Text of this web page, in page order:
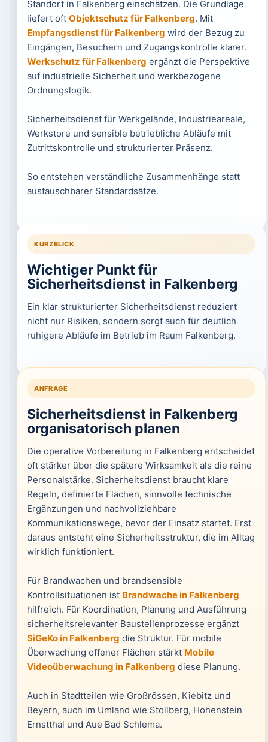
Standort in Falkenberg einschätzen. Die Grundlage
liefert oft Objektschutz für Falkenberg. Mit
Empfangsdienst für Falkenberg wird der Bezug zu
Eingängen, Besuchern und Zugangskontrolle klarer.
Werkschutz für Falkenberg ergänzt die Perspektive
auf industrielle Sicherheit und werkbezogene
Ordnungslogik.
Sicherheitsdienst für Werkgelände, Industrieareale,
Werkstore und sensible betriebliche Abläufe mit
Zutrittskontrolle und strukturierter Präsenz.
So entstehen verständliche Zusammenhänge statt
austauschbarer Standardsätze.
KURZBLICK
Wichtiger Punkt für
Sicherheitsdienst in Falkenberg
Ein klar strukturierter Sicherheitsdienst reduziert
nicht nur Risiken, sondern sorgt auch für deutlich
ruhigere Abläufe im Betrieb im Raum Falkenberg.
ANFRAGE
Sicherheitsdienst in Falkenberg
organisatorisch planen
Die operative Vorbereitung in Falkenberg entscheidet
oft stärker über die spätere Wirksamkeit als die reine
Personalstärke. Sicherheitsdienst braucht klare
Regeln, definierte Flächen, sinnvolle technische
Ergänzungen und nachvollziehbare
Kommunikationswege, bevor der Einsatz startet. Erst
daraus entsteht eine Sicherheitsstruktur, die im Alltag
wirklich funktioniert.
Für Brandwachen und brandsensible
Kontrollsituationen ist Brandwache in Falkenberg
hilfreich. Für Koordination, Planung und Ausführung
sicherheitsrelevanter Baustellenprozesse ergänzt
SiGeKo in Falkenberg die Struktur. Für mobile
Überwachung offener Flächen stärkt Mobile
Videoüberwachung in Falkenberg diese Planung.
Auch in Stadtteilen wie Großrössen, Kiebitz und
Beyern, auch im Umland wie Stollberg, Hohenstein
Ernstthal und Aue Bad Schlema.